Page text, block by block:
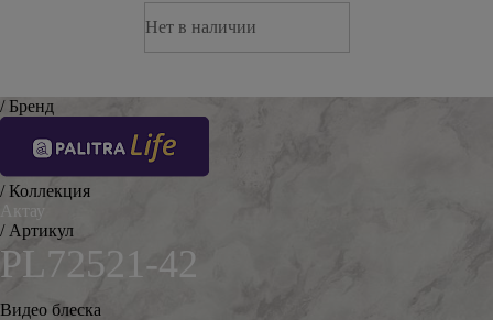
Нет в наличии
/ Бренд
/ Коллекция
Актау
/ Артикул
PL72521-42
Видео блеска